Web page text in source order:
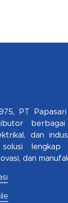
PT
dan
solusi lengkap
dan